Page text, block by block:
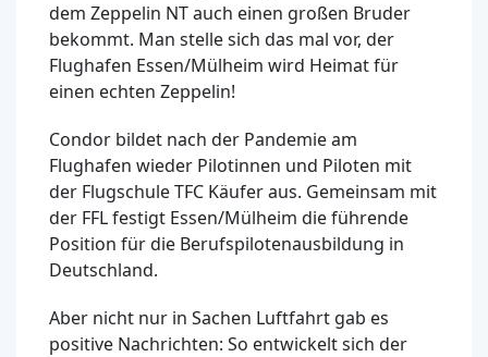
dem Zeppelin NT auch einen großen Bruder
bekommt. Man stelle sich das mal vor, der
Flughafen Essen/Mülheim wird Heimat für
einen echten Zeppelin!
Condor bildet nach der Pandemie am
Flughafen wieder Pilotinnen und Piloten mit
der Flugschule TFC Käufer aus. Gemeinsam mit
der FFL festigt Essen/Mülheim die führende
Position für die Berufspilotenausbildung in
Deutschland.
Aber nicht nur in Sachen Luftfahrt gab es
positive Nachrichten: So entwickelt sich der